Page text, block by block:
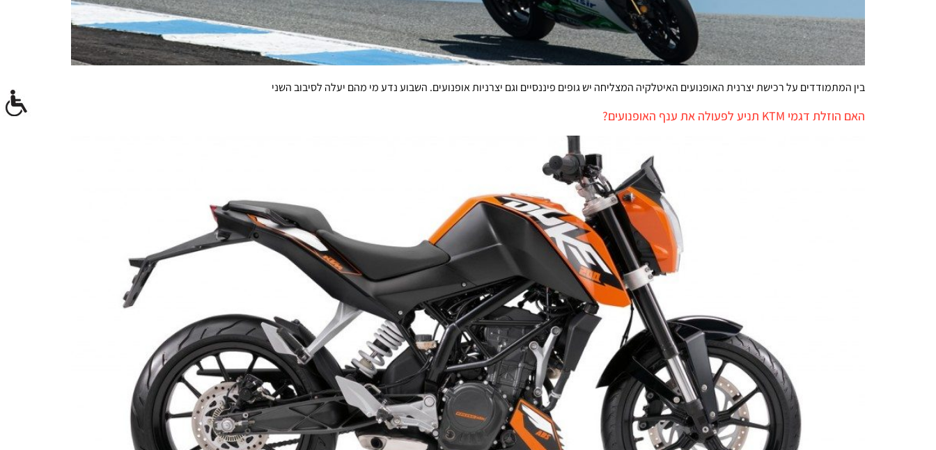
בין המתמודדים על רכישת יצרנית האופנועים האיטלקיה המצליחה יש גופים פיננסיים וגם יצרניות אופנועים. השבוע נדע מי מהם יעלה לסיבוב השני
האם הוזלת דגמי KTM תניע לפעולה את ענף האופנועים?